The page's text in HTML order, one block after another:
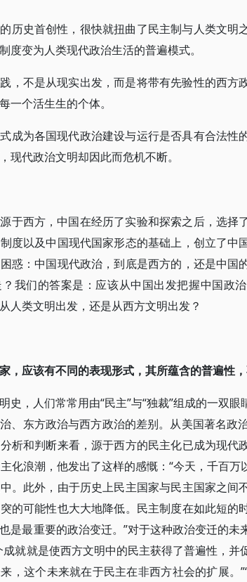
历史首创性，很快就扭曲了民主制与人类文明
度变为人类现代政治生活的普遍模式。
，不是从现实出发，而是将带有先验性的西方
一个活生生的个体。
成为各国现代政治建设与运行是否具有合法性
现代政治文明却因此而危机不断。
于西方，中国在经历了实验和探索之后，选择
度以及中国现代国家形态的基础上，创立了中
惑：中国现代政治，到底是西方的，还是中国
我们的答案是：应该从中国出发把握中国政
类文明出发，还是从西方文明出发？
，应该有不同的表现形式，其所蕴含的普遍性
史，人们常常用由“民主”与“独裁”组成的一双
、东方政治与西方政治的差别。从美国著名
析和判断来看，源于西方的民主化已成为现代
化浪潮，他发出了这样的感慨：“今天，千百
。此外，由于历史上民主国家与民主国家之间
的可能性也大大地降低。民主制度在如此短的
是最重要的政治变迁。”对于这种政治变迁的
就就是使西方文明中的民主获得了普遍性，并
，这个未来就在于民主在非西方社会的扩展。